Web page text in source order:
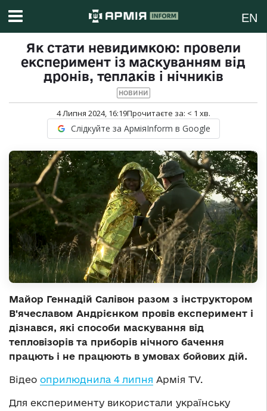
EN
Як стати невидимкою: провели
експеримент із маскуванням від
дронів, теплаків і нічників
НОВИНИ
4 Липня 2024, 16:19Прочитаєте за: < 1 хв.
Слідкуйте за АрміяInform в Google
Майор Геннадій Салівон разом з інструктором
В'ячеславом Андрієнком провів експеримент і
дізнався, які способи маскування від
тепловізорів та приборів нічного бачення
працють і не працюють в умовах бойових дій.
Відео оприлюднила 4 липня Армія TV.
Для експерименту використали українську